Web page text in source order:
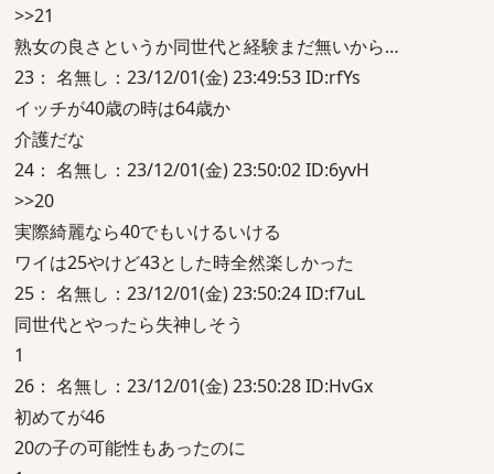
>>21
熟女の良さというか同世代と経験まだ無いから…
23： 名無し：23/12/01(金) 23:49:53 ID:rfYs
イッチが40歳の時は64歳か
介護だな
24： 名無し：23/12/01(金) 23:50:02 ID:6yvH
>>20
実際綺麗なら40でもいけるいける
ワイは25やけど43とした時全然楽しかった
25： 名無し：23/12/01(金) 23:50:24 ID:f7uL
同世代とやったら失神しそう
1
26： 名無し：23/12/01(金) 23:50:28 ID:HvGx
初めてが46
20の子の可能性もあったのに